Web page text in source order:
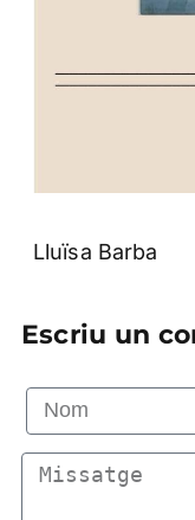
Lluïsa Barba
Escriu un